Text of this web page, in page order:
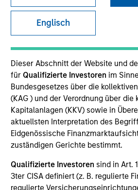
Englisch
Dieser Abschnitt der Website und
für Qualifizierte Investoren im
Bundesgesetzes über die
(KAG ) und der Verordnung über die
Kapitalanlagen (KKV) sowie in
aktuellsten Interpretation des
Eidgenössische
zuständigen Gerichte bestimmt.
Qualifizierte Investoren sind in Art.
3ter CISA definiert (z. B. regulierte
regulierte
YEARS OF INDUSTRY EXPERIENCE
9 Years
Calvert Research And Management